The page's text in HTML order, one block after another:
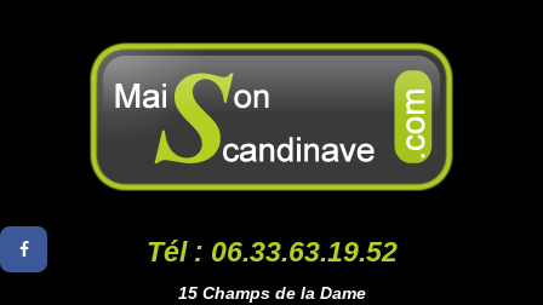
Tél : 06.33.63.19.52
15 Champs de la Dame